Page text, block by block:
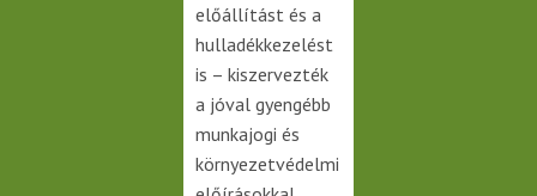
előállítást és a
hulladékkezelést
is – kiszervezték
a jóval gyengébb
munkajogi és
környezetvédelmi